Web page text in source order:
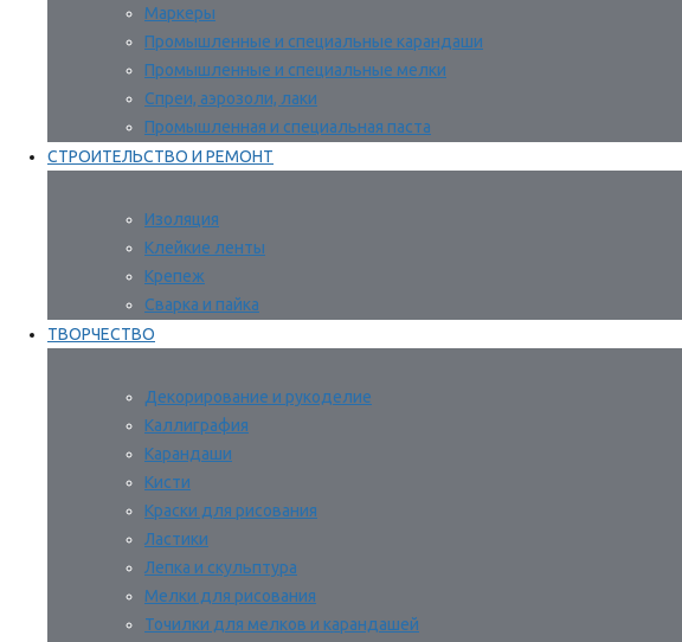
Маркеры
Промышленные и специальные карандаши
Промышленные и специальные мелки
Спреи, аэрозоли, лаки
Промышленная и специальная паста
СТРОИТЕЛЬСТВО И РЕМОНТ
Изоляция
Клейкие ленты
Крепеж
Сварка и пайка
ТВОРЧЕСТВО
Декорирование и рукоделие
Каллиграфия
Карандаши
Кисти
Краски для рисования
Ластики
Лепка и скульптура
Мелки для рисования
Точилки для мелков и карандашей